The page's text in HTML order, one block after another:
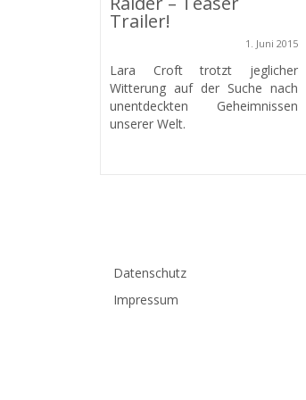
Trailer!
1. Juni 2015
Lara Croft trotzt jeglicher
Witterung auf der Suche nach
unentdeckten Geheimnissen
unserer Welt.
Datenschutz
Impressum